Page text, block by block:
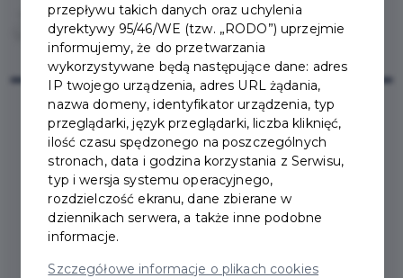
2021-06-24
RUSZAMY W DROGĘ
WAKACYJNĄ 607
przepływu takich danych oraz uchylenia
dyrektywy 95/46/WE (tzw. „RODO”) uprzejmie
informujemy, że do przetwarzania
wykorzystywane będą następujące dane: adres
IP twojego urządzenia, adres URL żądania,
nazwa domeny, identyfikator urządzenia, typ
przeglądarki, język przeglądarki, liczba kliknięć,
ilość czasu spędzonego na poszczególnych
stronach, data i godzina korzystania z Serwisu,
typ i wersja systemu operacyjnego,
rozdzielczość ekranu, dane zbierane w
dziennikach serwera, a także inne podobne
informacje.
Szczegółowe informacje o plikach cookies